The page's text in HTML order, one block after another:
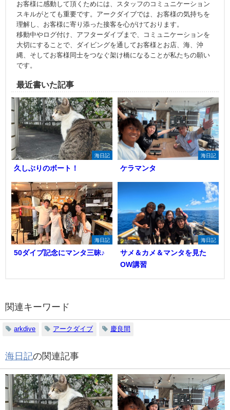
お客様に感動して頂くためには、スタッフのコミュニケーション
スキルがとても重要です。アークダイブでは、お客様の気持ちを
理解し、お客様に寄り添った接客を心がけております。
移動中やログ付け、アフターダイブまで、コミュニケーションを
大切にすることで、ダイビングを通してお客様とお店、海、沖
縄、そしてお客様同士をつなぐ架け橋になることが私たちの願い
です。
最近書いた記事
海日記
久しぶりのボート！
海日記
ケラマンタ
海日記
50ダイブ記念にマンタ三昧♪
海日記
サメ＆カメ＆マンタを見た
OW講習
関連キーワード
arkdive アークダイブ 慶良間
海日記の関連記事